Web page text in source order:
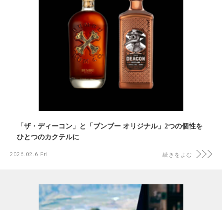
「ザ・ディーコン」と「ブンブー オリジナル」2つの個性を
ひとつのカクテルに
2026.02.6 Fri 続きをよむ